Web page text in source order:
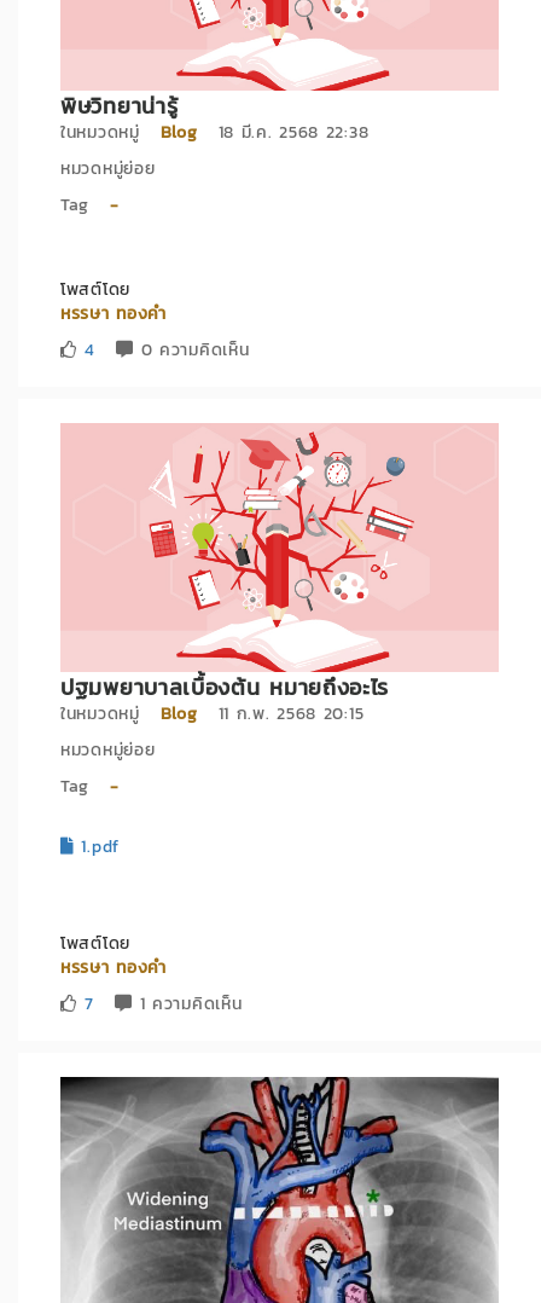
พิษวิทยาน่ารู้
ในหมวดหมู่ Blog 18 มี.ค. 2568 22:38
หมวดหมู่ย่อย
Tag-
โพสต์โดย
หรรษา ทองคำ
4
0 ความคิดเห็น
ปฐมพยาบาลเบื้องต้น หมายถึงอะไร
ในหมวดหมู่ Blog 11 ก.พ. 2568 20:15
หมวดหมู่ย่อย
Tag-
1.pdf
โพสต์โดย
หรรษา ทองคำ
7
1 ความคิดเห็น